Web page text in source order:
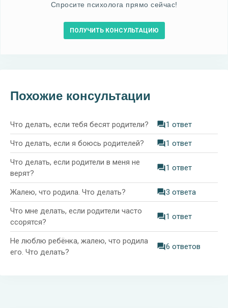
Спросите психолога прямо сейчас!
ПОЛУЧИТЬ КОНСУЛЬТАЦИЮ
Похожие консультации
Что делать, если тебя бесят родители? 1 ответ
Что делать, если я боюсь родителей? 1 ответ
Что делать, если родители в меня не
верят?
1 ответ
Жалею, что родила. Что делать? 3 ответа
Что мне делать, если родители часто
ссорятся?
1 ответ
Не люблю ребёнка, жалею, что родила
его. Что делать?
6 ответов